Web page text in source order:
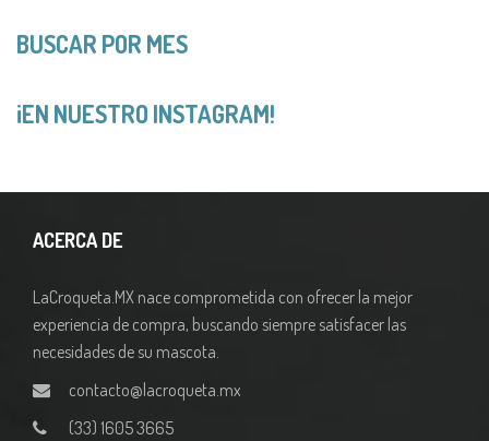
:BUSCAR POR MES
¡EN NUESTRO INSTAGRAM!
ACERCA DE
LaCroqueta.MX nace comprometida con ofrecer la mejor
experiencia de compra, buscando siempre satisfacer las
necesidades de su mascota.
contacto@lacroqueta.mx
(33) 1605 3665